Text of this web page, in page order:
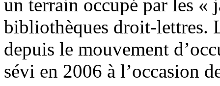
un terrain occupé par les «
bibliothèques droit-lettres.
depuis le mouvement
sévi en 2006 à l’occasion